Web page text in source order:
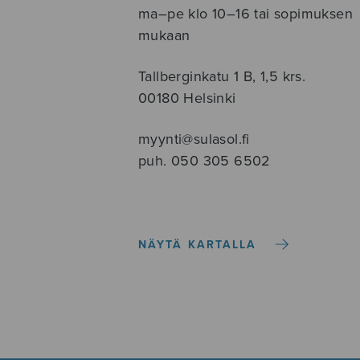
ma–pe klo 10–16 tai sopimuksen
mukaan
Tallberginkatu 1 B, 1,5 krs.
00180 Helsinki
myynti@sulasol.fi
puh. 050 305 6502
NÄYTÄ KARTALLA